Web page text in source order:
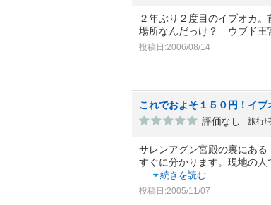
２年ぶり２度目のイブオカ
場所なんだっけ？ ウブド王
投稿日:2006/08/14
これでおよそ１５０円！イ
評価なし
旅行
サレンアグン宮殿の裏にあ
すぐに分かります。現地の
続きを読む
投稿日:2005/11/07